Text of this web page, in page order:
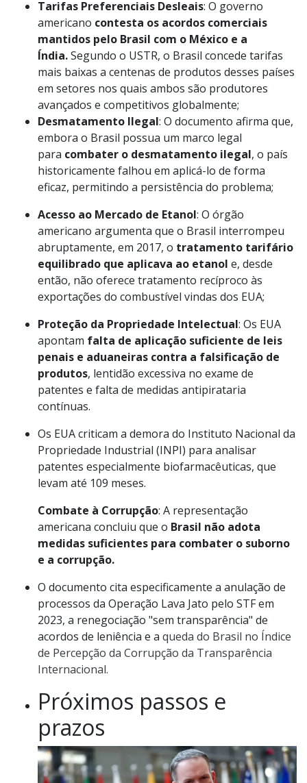
Tarifas Preferenciais Desleais: O governo
americano contesta os acordos comerciais
mantidos pelo Brasil com o México e a
Índia.Segundo o USTR, o Brasil concede tarifas
mais baixas a centenas de produtos desses países
em setores nos quais ambos são produtores
avançados e competitivos globalmente;
Desmatamento Ilegal: O documento afirma que,
embora o Brasil possua um marco legal
para combater o desmatamento ilegal, o país
historicamente falhou em aplicá-lo de forma
eficaz, permitindo a persistência do problema;
Acesso ao Mercado de Etanol: O órgão
americano argumenta que o Brasil interrompeu
abruptamente, em 2017, o tratamento tarifário
equilibrado que aplicava ao etanol e, desde
então, não oferece tratamento recíproco às
exportações do combustível vindas dos EUA;
Proteção da Propriedade Intelectual: Os EUA
apontam falta de aplicação suficiente de leis
penais e aduaneiras contra a falsificação de
produtos, lentidão excessiva no exame de
patentes e falta de medidas antipirataria
contínuas.
Os EUA criticam a demora do Instituto Nacional da
Propriedade Industrial (INPI) para analisar
patentes especialmente biofarmacêuticas, que
levam até 109 meses.
Combate à Corrupção: A representação
americana concluiu que o Brasil não adota
medidas suficientes para combater o suborno
e a corrupção.
O documento cita especificamente a anulação de
processos da Operação Lava Jato pelo STF em
2023, a renegociação "sem transparência" de
acordos de leniência e a queda do Brasil no Índice
de Percepção da Corrupção da Transparência
Internacional.
Próximos passos e
prazos